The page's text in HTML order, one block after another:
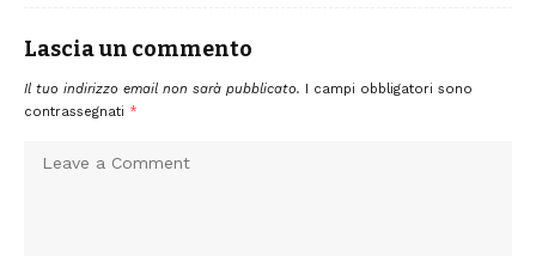
Lascia un commento
Il tuo indirizzo email non sarà pubblicato. I campi obbligatori sono
contrassegnati *